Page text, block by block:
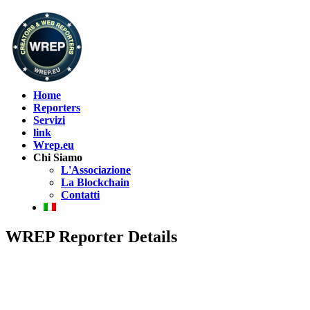
Home
Reporters
Servizi
link
Wrep.eu
Chi Siamo
L'Associazione
La Blockchain
Contatti
WREP Reporter Details